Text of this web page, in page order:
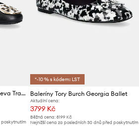
Kožené baleríny Tory Burch Reva Travel Ballet
poskytnutím
*-10 % s kódem: LST
Baleríny Tory Burch Georgia Ballet
Aktuální cena:
3799 Kč
Běžná cena:8199 Kč
Nejnižší cena za posledních 30 dnů před poskytnutím